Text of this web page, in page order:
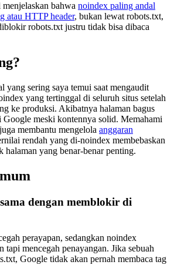
bahwa noindex paling andal
atau HTTP header, bukan lewat robots.txt,
robots.txt justru tidak bisa dibaca
yang sering saya temui saat mengaudit
yang tertinggal di seluruh situs setelah
ke produksi. Akibatnya halaman bagus
meski kontennya solid. Memahami
membantu mengelola anggaran
rendah yang di-noindex membebaskan
halaman yang benar-benar penting.
dengan memblokir di
perayapan, sedangkan noindex
tapi mencegah penayangan. Jika sebuah
Google tidak akan pernah membaca tag